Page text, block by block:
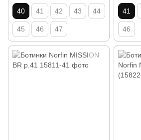
40 41 42 43 44
45 46 47
41
46